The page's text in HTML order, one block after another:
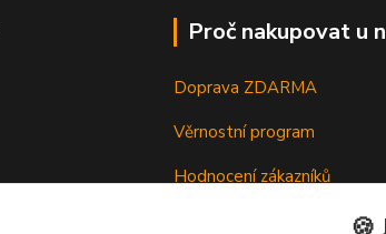
Proč nakupovat u
Doprava ZDARMA
Věrnostní program
Hodnocení zákazníků